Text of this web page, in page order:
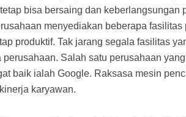
bisa bersaing dan keberlangsungan
menyediakan beberapa
produktif. Tak jarang segala fasilitas
perusahaan. Salah satu perusahaan
baik ialah Google. Raksasa mesin
karyawan.